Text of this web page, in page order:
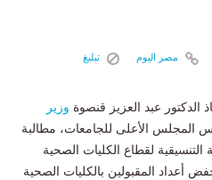
مصر اليوم تبليغ
الدكتور عبد العزيز قنصوة وزير
المجلس الأعلى للجامعات، مطالبة
التنسيقية لقطاع الكليات الصحية
أعداد المقبولين بالكليات الصحية